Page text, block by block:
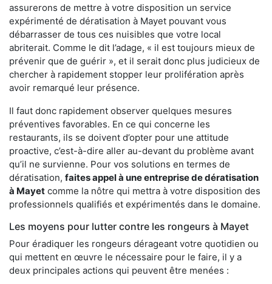
assurerons de mettre à votre disposition un service
expérimenté de dératisation à Mayet pouvant vous
débarrasser de tous ces nuisibles que votre local
abriterait. Comme le dit l’adage, « il est toujours mieux de
prévenir que de guérir », et il serait donc plus judicieux de
chercher à rapidement stopper leur prolifération après
avoir remarqué leur présence.
Il faut donc rapidement observer quelques mesures
préventives favorables. En ce qui concerne les
restaurants, ils se doivent d’opter pour une attitude
proactive, c’est-à-dire aller au-devant du problème avant
qu’il ne survienne. Pour vos solutions en termes de
dératisation, faites appel à une entreprise de dératisation
à Mayet comme la nôtre qui mettra à votre disposition des
professionnels qualifiés et expérimentés dans le domaine.
Les moyens pour lutter contre les rongeurs à Mayet
Pour éradiquer les rongeurs dérageant votre quotidien ou
qui mettent en œuvre le nécessaire pour le faire, il y a
deux principales actions qui peuvent être menées :